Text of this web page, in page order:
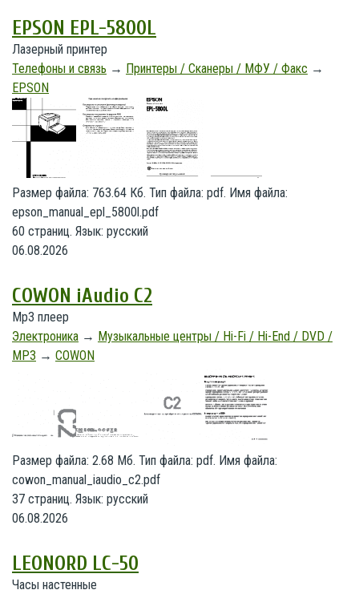
EPSON EPL-5800L
Лазерный принтер
Телефоны и связь → Принтеры / Сканеры / МФУ / Факс →
EPSON
Размер файла: 763.64 Кб. Тип файла: pdf. Имя файла:
epson_manual_epl_5800l.pdf
60 страниц. Язык: русский
06.08.2026
COWON iAudio C2
Mp3 плеер
Электроника → Музыкальные центры / Hi-Fi / Hi-End / DVD /
MP3 → COWON
Размер файла: 2.68 Мб. Тип файла: pdf. Имя файла:
cowon_manual_iaudio_c2.pdf
37 страниц. Язык: русский
06.08.2026
LEONORD LC-50
Часы настенные